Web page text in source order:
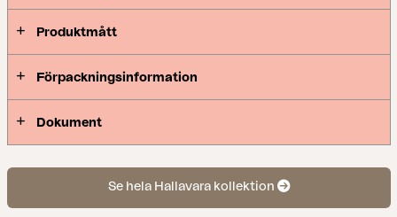
Produktmått
Förpackningsinformation
Dokument
Se hela Hallavara kollektion